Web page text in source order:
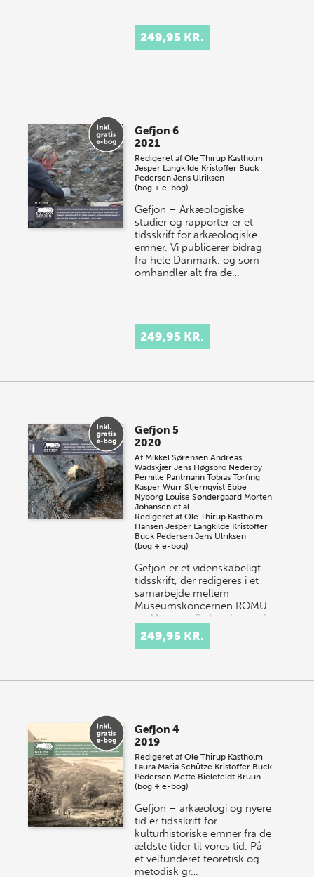
249,95 KR.
Gefjon 6
2021
Redigeret afOle Thirup Kastholm
Jesper Langkilde Kristoffer Buck
Pedersen Jens Ulriksen
(bog + e-bog)
Gefjon – Arkæologiske
studier og rapporter er et
tidsskrift for arkæologiske
emner. Vi publicerer bidrag
fra hele Danmark, og som
omhandler alt fra de…
249,95 KR.
Gefjon 5
2020
Af Mikkel Sørensen Andreas
Wadskjær Jens Høgsbro Nederby
Pernille Pantmann Tobias Torfing
Kasper Wurr Stjernqvist Ebbe
Nyborg Louise Søndergaard Morten
Johansen et al.
Redigeret afOle Thirup Kastholm
Hansen Jesper Langkilde Kristoffer
Buck Pedersen Jens Ulriksen
(bog + e-bog)
Gefjon er et videnskabeligt
tidsskrift, der redigeres i et
samarbejde mellem
Museumskoncernen ROMU
og Museum Sydøstdanmark,
og udgives af Aarhus Unive…
249,95 KR.
Gefjon 4
2019
Redigeret afOle Thirup Kastholm
Laura Maria Schütze Kristoffer Buck
Pedersen Mette Bielefeldt Bruun
(bog + e-bog)
Gefjon – arkæologi og nyere
tid er tidsskrift for
kulturhistoriske emner fra de
ældste tider til vores tid. På
et velfunderet teoretisk og
metodisk gr…